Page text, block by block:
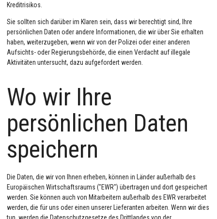
Kreditrisikos.
Sie sollten sich darüber im Klaren sein, dass wir berechtigt sind, Ihre
persönlichen Daten oder andere Informationen, die wir über Sie erhalten
haben, weiterzugeben, wenn wir von der Polizei oder einer anderen
Aufsichts- oder Regierungsbehörde, die einen Verdacht auf illegale
Aktivitäten untersucht, dazu aufgefordert werden.
Wo wir Ihre
persönlichen Daten
speichern
Die Daten, die wir von Ihnen erheben, können in Länder außerhalb des
Europäischen Wirtschaftsraums ("EWR") übertragen und dort gespeichert
werden. Sie können auch von Mitarbeitern außerhalb des EWR verarbeitet
werden, die für uns oder einen unserer Lieferanten arbeiten. Wenn wir dies
tun, werden die Datenschutzgesetze des Drittlandes von der